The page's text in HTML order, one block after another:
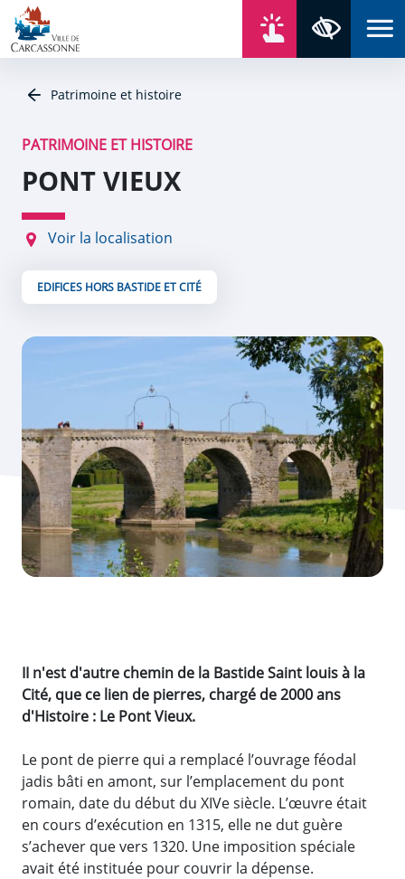
Aller au contenu
Aller au menu
Aller au plan du site
Aller à la recherche
Patrimoine et histoire
PATRIMOINE ET HISTOIRE
PONT VIEUX
Voir la localisation
EDIFICES HORS BASTIDE ET CITÉ
II n'est d'autre chemin de la Bastide Saint louis à la
Cité, que ce lien de pierres, chargé de 2000 ans
d'Histoire : Le Pont Vieux.
Le pont de pierre qui a remplacé l’ouvrage féodal
jadis bâti en amont, sur l’emplacement du pont
romain, date du début du XIVe siècle. L’œuvre était
en cours d’exécution en 1315, elle ne dut guère
s’achever que vers 1320. Une imposition spéciale
avait été instituée pour couvrir la dépense.
Panneau de gestion des cookies